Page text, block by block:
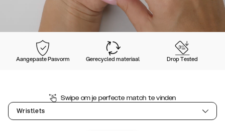
Aangepaste Pasvorm Gerecycled materiaal Drop Tested
Swipe om je perfecte match te vinden
Wristlets